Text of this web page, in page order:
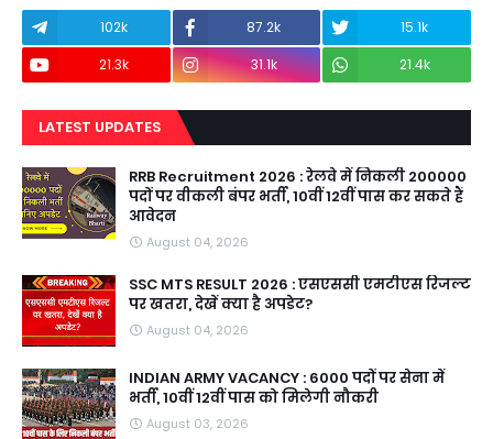
102k 87.2k
15.1k
21.3k
31.1k 21.4k
LATEST UPDATES
RRB Recruitment 2026 : रेलवे में निकली 200000
पदों पर वीकली बंपर भर्ती, 10वीं 12वीं पास कर सकते हैं
आवेदन
August 04, 2026
SSC MTS RESULT 2026 : एसएससी एमटीएस रिजल्ट
पर खतरा, देखें क्या है अपडेट?
August 04, 2026
INDIAN ARMY VACANCY : 6000 पदों पर सेना में
भर्ती, 10वीं 12वीं पास को मिलेगी नौकरी
August 03, 2026